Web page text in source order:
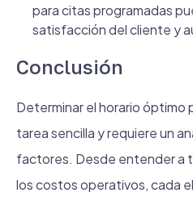
para citas programadas
satisfacción del cliente y
Conclusión
Determinar el horario óptimo
tarea sencilla y requiere un
factores. Desde entender a
los costos operativos, cada